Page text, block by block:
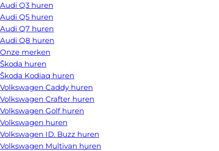
Audi Q3 huren
Audi Q5 huren
Audi Q7 huren
Audi Q8 huren
Onze merken
Škoda huren
Škoda Kodiaq huren
Volkswagen Caddy huren
Volkswagen Crafter huren
Volkswagen Golf huren
Volkswagen huren
Volkswagen ID. Buzz huren
Volkswagen Multivan huren